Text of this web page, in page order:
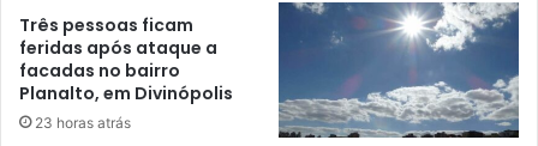
Três pessoas ficam
feridas após ataque a
facadas no bairro
Planalto, em Divinópolis
23 horas atrás